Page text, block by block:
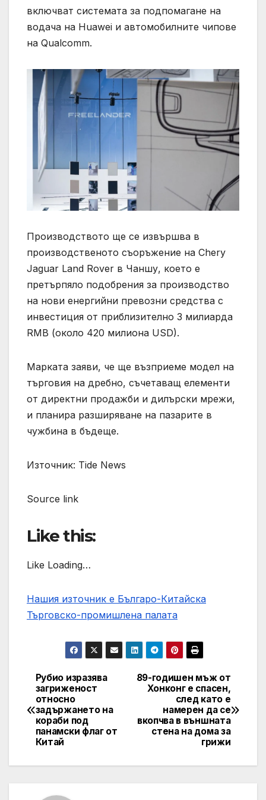
включват системата за подпомагане на
водача на Huawei и автомобилните чипове
на Qualcomm.
Производството ще се извършва в
производственото съоръжение на Chery
Jaguar Land Rover в Чаншу, което е
претърпяло подобрения за производство
на нови енергийни превозни средства с
инвестиция от приблизително 3 милиарда
RMB (около 420 милиона USD).
Марката заяви, че ще възприеме модел на
търговия на дребно, съчетаващ елементи
от директни продажби и дилърски мрежи,
и планира разширяване на пазарите в
чужбина в бъдеще.
Източник: Tide News
Source link
Like this:
Like Loading…
Нашия източник е Българо-Китайска
Търговско-промишлена палaта
Post
navigation
89-годишен мъж от
Хонконг е спасен,
след като е
намерен да се
вкопчва в външната
стена на дома за
грижи
Рубио изразява
загриженост
относно
задържането на
кораби под
панамски флаг от
Китай